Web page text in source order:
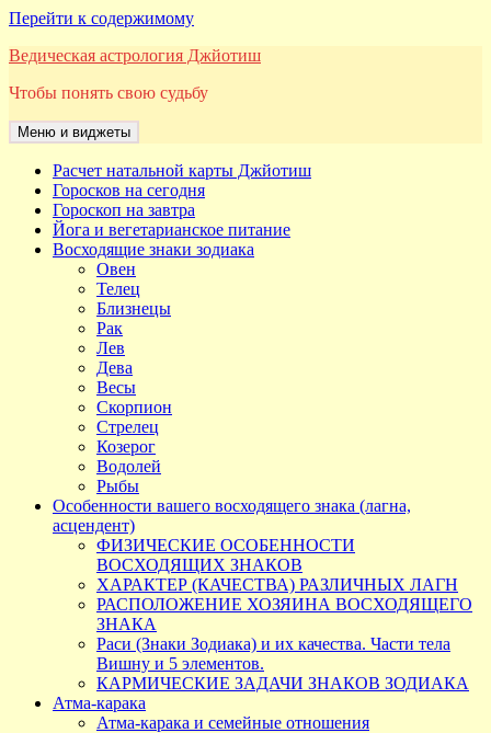
Перейти к содержимому
Ведическая астрология Джйотиш
Чтобы понять свою судьбу
Меню и виджеты
Расчет натальной карты Джйотиш
Горосков на сегодня
Гороскоп на завтра
Йога и вегетарианское питание
Восходящие знаки зодиака
Овен
Телец
Близнецы
Рак
Лев
Дева
Весы
Скорпион
Стрелец
Козерог
Водолей
Рыбы
Особенности вашего восходящего знака (лагна,
асцендент)
ФИЗИЧЕСКИЕ ОСОБЕННОСТИ
ВОСХОДЯЩИХ ЗНАКОВ
ХАРАКТЕР (КАЧЕСТВА) РАЗЛИЧНЫХ ЛАГН
РАСПОЛОЖЕНИЕ ХОЗЯИНА ВОСХОДЯЩЕГО
ЗНАКА
Раси (Знаки Зодиака) и их качества. Части тела
Вишну и 5 элементов.
КАРМИЧЕСКИЕ ЗАДАЧИ ЗНАКОВ ЗОДИАКА
Атма-карака
Атма-карака и семейные отношения